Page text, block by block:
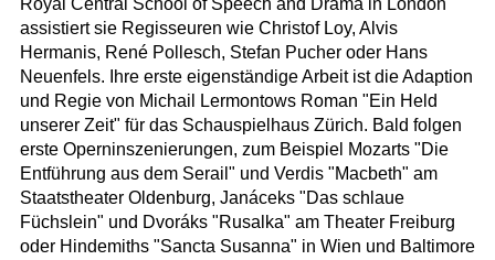
Royal Central School of Speech and Drama in London
assistiert sie Regisseuren wie Christof Loy, Alvis
Hermanis, René Pollesch, Stefan Pucher oder Hans
Neuenfels. Ihre erste eigenständige Arbeit ist die Adaption
und Regie von Michail Lermontows Roman "Ein Held
unserer Zeit" für das Schauspielhaus Zürich. Bald folgen
erste Operninszenierungen, zum Beispiel Mozarts "Die
Entführung aus dem Serail" und Verdis "Macbeth" am
Staatstheater Oldenburg, Janáceks "Das schlaue
Füchslein" und Dvoráks "Rusalka" am Theater Freiburg
oder Hindemiths "Sancta Susanna" in Wien und Baltimore